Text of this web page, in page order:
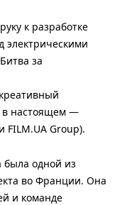
к разработке
электрическими
за
в настоящем —
Group).
была одной из
во Франции. Она
и команде